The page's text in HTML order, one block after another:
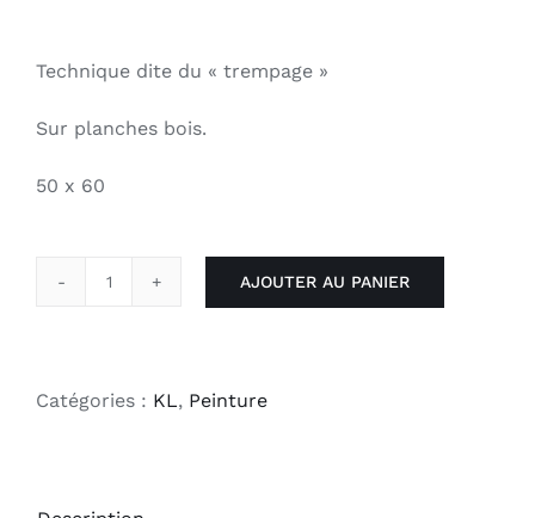
Technique dite du « trempage »
Sur planches bois.
50 x 60
88
AJOUTER AU PANIER
Catégories : KL, Peinture